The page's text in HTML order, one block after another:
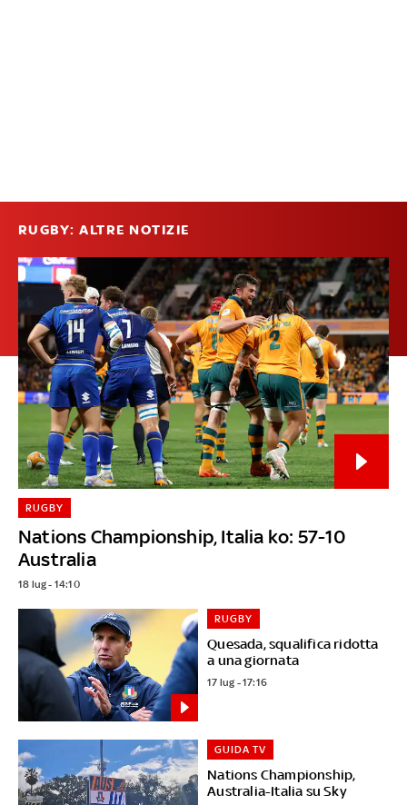
RUGBY: ALTRE NOTIZIE
Nations Championship, Italia ko: 57-10
Australia
RUGBY
18 lug - 14:10
Quesada, squalifica ridotta
a una giornata
RUGBY
17 lug - 17:16
Nations Championship,
Australia-Italia su Sky
GUIDA TV